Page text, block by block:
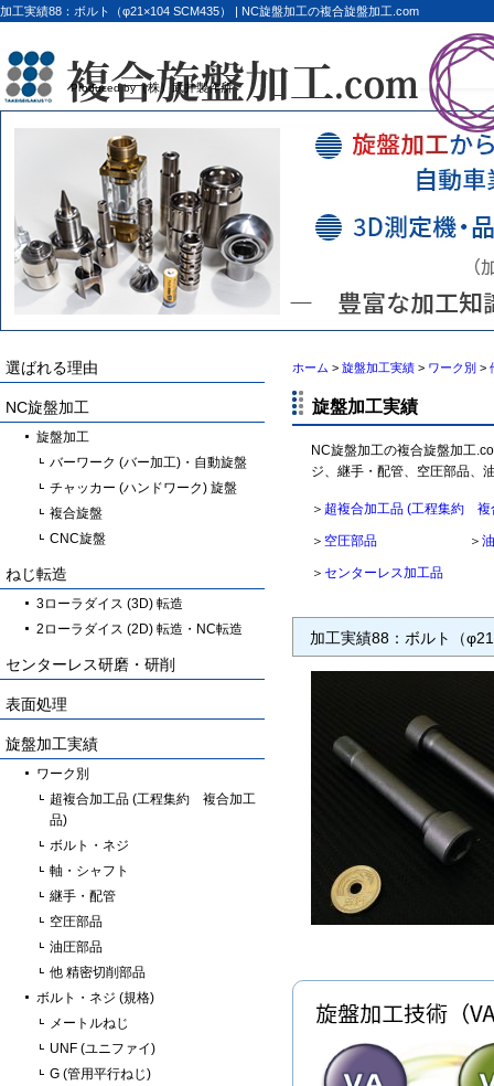
加工実績88：ボルト（φ21×104 SCM435） | NC旋盤加工の複合旋盤加工.com
Produced by（株）武井製作所
ホーム > 旋盤加工実績 > ワーク別 >
旋盤加工実績
NC旋盤加工の複合旋盤加工
ジ、継手・配管、空圧部品、
＞ 超複合加工品 (工程集約 複
＞ 空圧部品 ＞
＞ センターレス加工品
加工実績88：ボルト（
選ばれる理由
NC旋盤加工
旋盤加工
バーワーク (バー加工)・自動旋盤
チャッカー (ハンドワーク) 旋盤
複合旋盤
CNC旋盤
ねじ転造
3ローラダイス (3D) 転造
2ローラダイス (2D) 転造・NC転造
センターレス研磨・研削
表面処理
旋盤加工実績
ワーク別
超複合加工品 (工程集約 複合加工
品)
ボルト・ネジ
軸・シャフト
継手・配管
空圧部品
油圧部品
他 精密切削部品
ボルト・ネジ (規格)
メートルねじ
UNF (ユニファイ)
G (管用平行ねじ)